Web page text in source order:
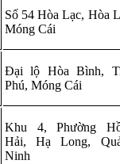
Số 54 Hòa Lạc, Hòa
Móng Cái
Đại lộ Hòa Bình,
Phú, Móng Cái
Khu 4, Phường
Hải, Hạ Long,
Ninh